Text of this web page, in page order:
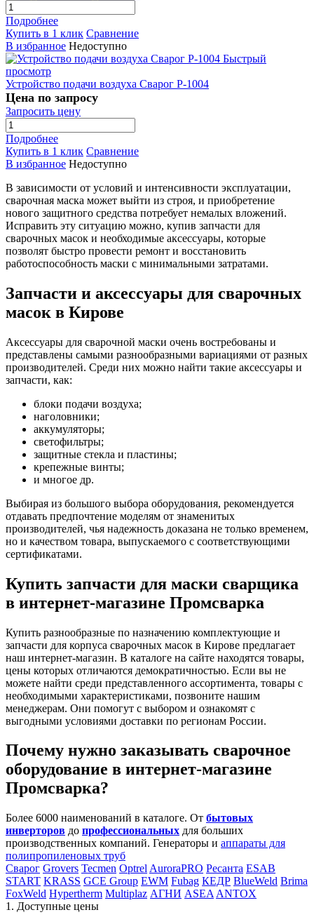
Подробнее
Купить в 1 клик Сравнение
В избранное Недоступно
Быстрый
просмотр
Устройство подачи воздуха Сварог Р-1004
Цена по запросу
Запросить цену
Подробнее
Купить в 1 клик Сравнение
В избранное Недоступно
В зависимости от условий и интенсивности эксплуатации,
сварочная маска может выйти из строя, и приобретение
нового защитного средства потребует немалых вложений.
Исправить эту ситуацию можно, купив запчасти для
сварочных масок и необходимые аксессуары, которые
позволят быстро провести ремонт и восстановить
работоспособность маски с минимальными затратами.
Запчасти и аксессуары для сварочных
масок в Кирове
Аксессуары для сварочной маски очень востребованы и
представлены самыми разнообразными вариациями от разных
производителей. Среди них можно найти такие аксессуары и
запчасти, как:
блоки подачи воздуха;
наголовники;
аккумуляторы;
светофильтры;
защитные стекла и пластины;
крепежные винты;
и многое др.
Выбирая из большого выбора оборудования, рекомендуется
отдавать предпочтение моделям от знаменитых
производителей, чья надежность доказана не только временем,
но и качеством товара, выпускаемого с соответствующими
сертификатами.
Купить запчасти для маски сварщика
в интернет-магазине Промсварка
Купить разнообразные по назначению комплектующие и
запчасти для корпуса сварочных масок в Кирове предлагает
наш интернет-магазин. В каталоге на сайте находятся товары,
цены которых отличаются демократичностью. Если вы не
можете найти среди представленного ассортимента, товары с
необходимыми характеристиками, позвоните нашим
менеджерам. Они помогут с выбором и ознакомят с
выгодными условиями доставки по регионам России.
Почему нужно заказывать сварочное
оборудование в интернет-магазине
Промсварка?
Более 6000 наименований в каталоге. От бытовых
инверторов до профессиональных для больших
производственных компаний. Генераторы и аппараты для
полипропиленовых труб
Сварог Grovers Tecmen Optrel AuroraPRO Ресанта ESAB
START KRASS GCE Group EWM Fubag КЕДР BlueWeld Brima
FoxWeld Hypertherm Multiplaz АГНИ ASEA ANTOX
1. Доступные цены